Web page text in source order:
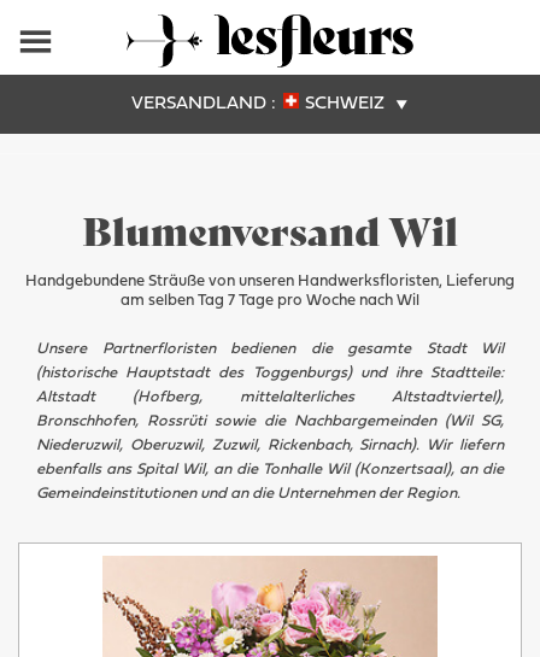
VERSANDLAND : SCHWEIZ
Blumenversand Wil
Handgebundene Sträuße von unseren Handwerksfloristen, Lieferung
am selben Tag 7 Tage pro Woche nach Wil
Unsere Partnerfloristen bedienen die gesamte Stadt Wil
(historische Hauptstadt des Toggenburgs) und ihre Stadtteile:
Altstadt (Hofberg, mittelalterliches Altstadtviertel),
Bronschhofen, Rossrüti sowie die Nachbargemeinden (Wil SG,
Niederuzwil, Oberuzwil, Zuzwil, Rickenbach, Sirnach). Wir liefern
ebenfalls ans Spital Wil, an die Tonhalle Wil (Konzertsaal), an die
Gemeindeinstitutionen und an die Unternehmen der Region.